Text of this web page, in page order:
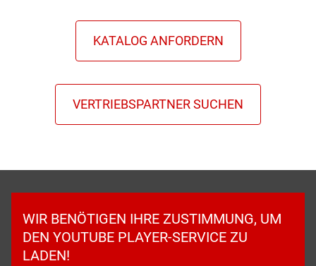
WIR BENÖTIGEN IHRE ZUSTIMMUNG, UM
DEN YOUTUBE PLAYER-SERVICE ZU
LADEN!